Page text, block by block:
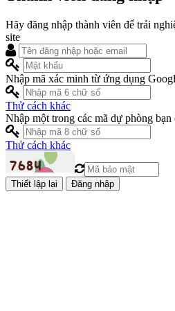
Hãy đăng nhập thành viên để trải
site
Nhập mã xác minh từ ứng dụng
Thử cách khác
Nhập một trong các mã dự phòng bạn
Thử cách khác
Đăng nhập